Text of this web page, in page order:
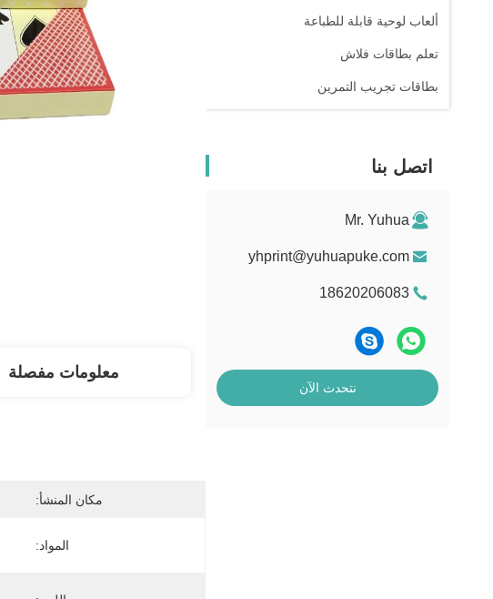
ألعاب لوحية قابلة للطباعة
تعلم بطاقات فلاش
بطاقات تجريب التمرين
اتصل بنا
Mr. Yuhua
yhprint@yuhuapuke.com
18620206083
نتحدث الآن
معلومات مفصلة
مكان المنشأ:
المواد: